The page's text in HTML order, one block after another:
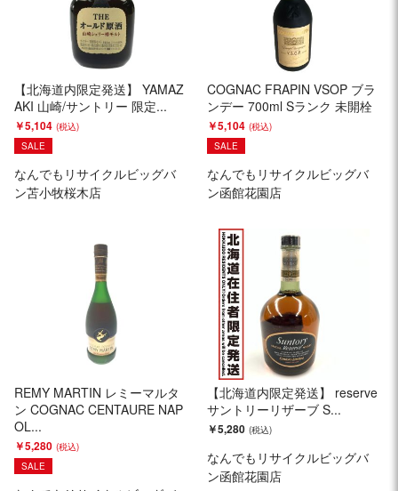
【北海道内限定発送】 YAMAZ
AKI 山崎/サントリー 限定...
￥5,104
SALE
なんでもリサイクルビッグバ
ン苫小牧桜木店
COGNAC FRAPIN VSOP ブラ
ンデー 700ml Sランク 未開栓
￥5,104
SALE
なんでもリサイクルビッグバ
ン函館花園店
REMY MARTIN レミーマルタ
ン COGNAC CENTAURE NAP
OL...
￥5,280
SALE
【北海道内限定発送】 reserve
サントリーリザーブ S...
￥5,280
なんでもリサイクルビッグバ
ン函館花園店